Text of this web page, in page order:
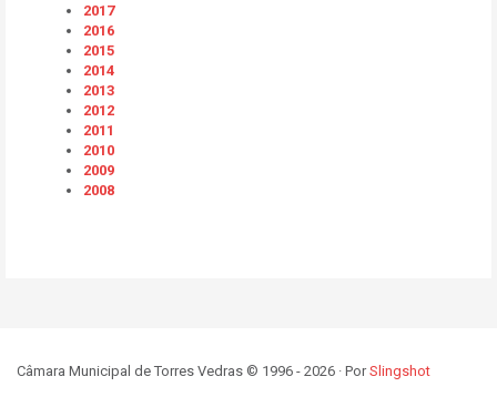
2017
2016
2015
2014
2013
2012
2011
2010
2009
2008
Câmara Municipal de Torres Vedras © 1996 - 2026 · PorSlingshot